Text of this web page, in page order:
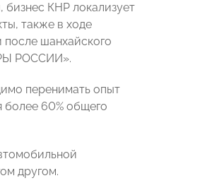
КНР локализует
также в ходе
после шанхайского
РОССИИ».
перенимать опыт
более 60% общего
другом.